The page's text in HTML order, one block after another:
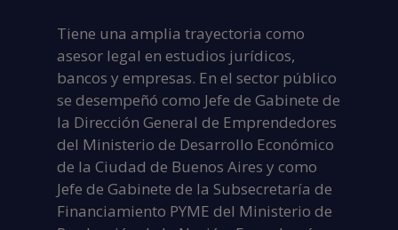
Tiene una amplia trayectoria como
asesor legal en estudios jurídicos,
bancos y empresas. En el sector público
se desempeñó como Jefe de Gabinete de
la Dirección General de Emprendedores
del Ministerio de Desarrollo Económico
de la Ciudad de Buenos Aires y como
Jefe de Gabinete de la Subsecretaría de
Financiamiento PYME del Ministerio de